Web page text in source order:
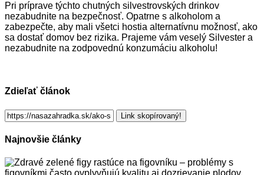
Pri príprave týchto chutných silvestrovských drinkov
nezabudnite na bezpečnosť. Opatrne s alkoholom a
zabezpečte, aby mali všetci hostia alternatívnu možnosť, ako
sa dostať domov bez rizika. Prajeme vám veselý Silvester a
nezabudnite na zodpovednú konzumáciu alkoholu!
Zdieľať článok
Link skopírovaný!
Najnovšie články